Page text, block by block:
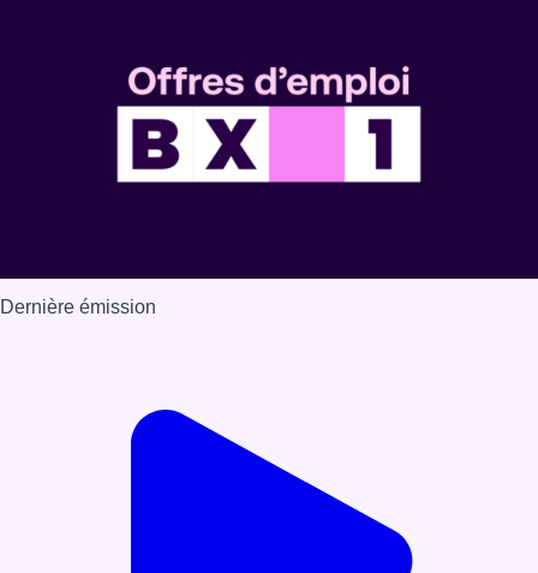
Dernière émission